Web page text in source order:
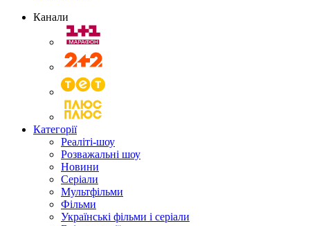
Канали
Категорії
Реаліті-шоу
Розважальні шоу
Новини
Серіали
Мультфільми
Фільми
Українські фільми і серіали